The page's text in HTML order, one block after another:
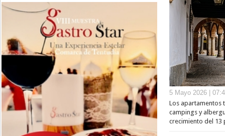
5 Mayo 2026 |
Los apartamentos
campings y
crecimiento del 13